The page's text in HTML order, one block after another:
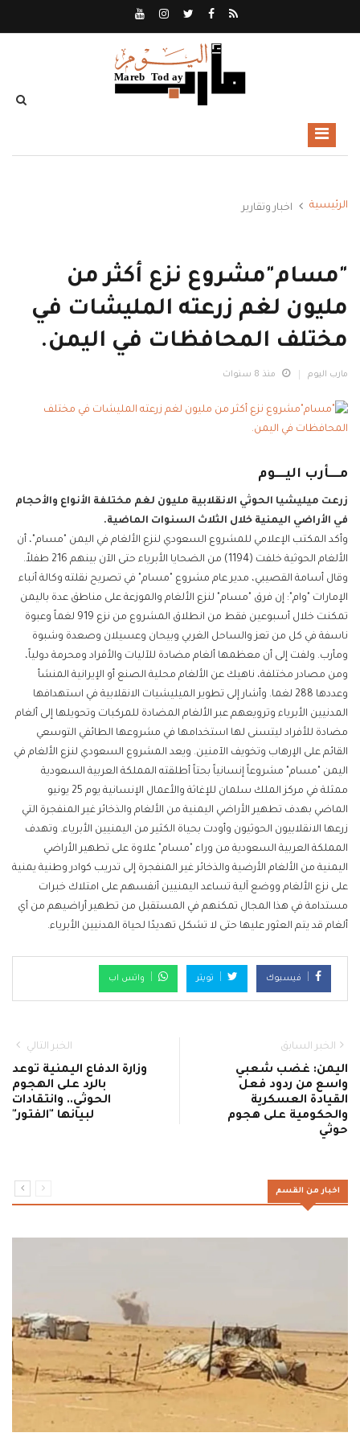
الرئيسية اخبار وتقارير
"مسام"مشروع نزع أكثر من
مليون لغم زرعته المليشات في
مختلف المحافظات في اليمن.
مارب اليوم منذ 8 سنوات
مــــأرب اليــــوم
زرعت ميليشيا الحوثي الانقلابية مليون لغم مختلفة الأنواع والأحجام
في الأراضي اليمنية خلال الثلاث السنوات الماضية.
وأكد المكتب الإعلامي للمشروع السعودي لنزع الألغام في اليمن "مسام"، أن
الألغام الحوثية خلفت (1194) من الضحايا الأبرياء حتى الآن بينهم 216 طفلاً.
وقال أسامة القصيبي، مدير عام مشروع "مسام" في تصريح نقلته وكالة أنباء
الإمارات "وام": إن فرق "مسام" لنزع الألغام والموزعة على مناطق عدة باليمن
تمكنت خلال أسبوعين فقط من انطلاق المشروع من نزع 919 لغماً وعبوة
ناسفة في كل من تعز والساحل الغربي وبيحان وعسيلان وصعدة وشبوة
ومأرب. ولفت إلى أن معظمها ألغام مضادة للآليات والأفراد ومحرمة دولياً،
ومن مصادر مختلفة، ناهيك عن الألغام محلية الصنع أو الإيرانية المنشأ
وعددها 288 لغما. وأشار إلى تطوير الميليشيات الانقلابية في استهدافها
المدنيين الأبرياء وترويعهم عبر الألغام المضادة للمركبات وتحويلها إلى ألغام
مضادة للأفراد ليتسنى لها استخدامها في مشروعها الطائفي التوسعي
القائم على الإرهاب وتخويف الآمنين. ويعد المشروع السعودي لنزع الألغام في
اليمن "مسام" مشروعاً إنسانياً بحتاً أطلقته المملكة العربية السعودية
ممثلة في مركز الملك سلمان للإغاثة والأعمال الإنسانية يوم 25 يونيو
الماضي بهدف تطهير الأراضي اليمنية من الألغام والذخائر غير المنفجرة التي
زرعها الانقلابيون الحوثيون وأودت بحياة الكثير من اليمنيين الأبرياء. وتهدف
المملكة العربية السعودية من وراء "مسام" علاوة على تطهير الأراضي
اليمنية من الألغام الأرضية والذخائر غير المنفجرة إلى تدريب كوادر وطنية يمنية
على نزع الألغام ووضع آلية تساعد اليمنيين أنفسهم على امتلاك خبرات
مستدامة في هذا المجال تمكنهم في المستقبل من تطهير أراضيهم من أي
ألغام قد يتم العثور عليها حتى لا تشكل تهديدًا لحياة المدنيين الأبرياء.
فيسبوك تويتر واتس اب
الخبر السابق
اليمن: غضب شعبي
واسع من ردود فعل
القيادة العسكرية
والحكومية على هجوم
حوثي
الخبر التالي
وزارة الدفاع اليمنية توعد
بالرد على الهجوم
الحوثي.. وانتقادات
لبيانها "الفتور"
اخبار من القسم